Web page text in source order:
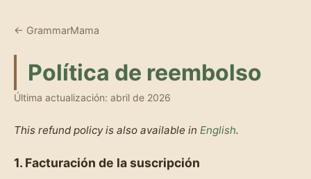
← GrammarMama
Política de reembolso
Última actualización: abril de 2026
This refund policy is also available in English.
1. Facturación de la suscripción